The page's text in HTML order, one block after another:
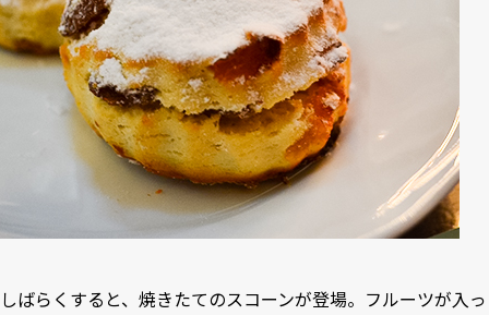
しばらくすると、焼きたてのスコーンが登場。フルーツが入っ